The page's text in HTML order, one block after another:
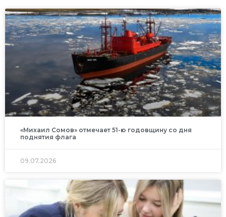
«Михаил Сомов» отмечает 51-ю годовщину со дня
поднятия флага
09.07.2026